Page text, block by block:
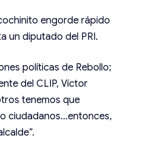
engorde rápido
un diputado del PRI.
políticas de Rebollo;
del CLIP, Víctor
tenemos que
ciudadanos…entonces,